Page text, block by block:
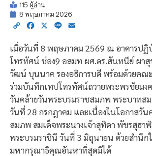
115 ผู้อ่าน
8 พฤษภาคม 2026
Copy Facebook
X Line
เมื่อวันที่ 8 พฤษภาคม 2569 ณ อาคารปฏิ
โทรทัศน์ ช่อง9 อสมท ผศ.ดร.สันทนีย์ ผา
วัฒน์ บุนนาค รองอธิการบดี พร้อมด้วยคณ
ร่วมบันทึกเทปโทรทัศน์ถวายพระพรชัยมง
วันคล้ายวันพระบรมราชสมภพ พระบาทส
วันที่ 28 กรกฎาคม และเนื่องในโอกาสวัน
สมภพ สมเด็จพระนางเจ้าสุทิดา พัชรสุธ
พระบรมราชินี วันที่ 3 มิถุนายน ด้วยสำนึก
มหากรุณาธิคุณอันหาที่สุดมิได้